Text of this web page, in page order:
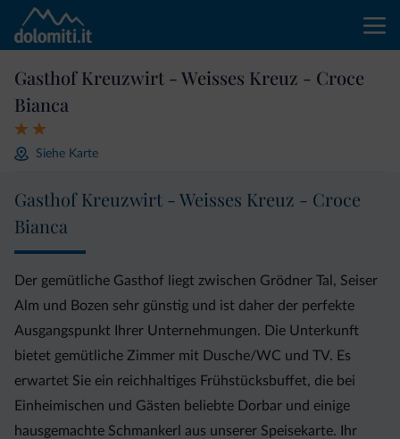
Gasthof Kreuzwirt - Weisses Kreuz - Croce
Bianca
Siehe Karte
Gasthof Kreuzwirt - Weisses Kreuz - Croce
Bianca
Der gemütliche Gasthof liegt zwischen Grödner Tal, Seiser
Alm und Bozen sehr günstig und ist daher der perfekte
Ausgangspunkt Ihrer Unternehmungen. Die Unterkunft
bietet gemütliche Zimmer mit Dusche/WC und TV. Es
erwartet Sie ein reichhaltiges Frühstücksbuffet, die bei
Einheimischen und Gästen beliebte Dorbar und einige
hausgemachte Schmankerl aus unserer Speisekarte. Ihr